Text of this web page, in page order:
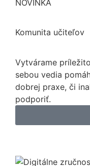
NOVINKA
Komunita učiteľov
Vytvárame
sebou vedia
dobrej praxe, či
podporiť.